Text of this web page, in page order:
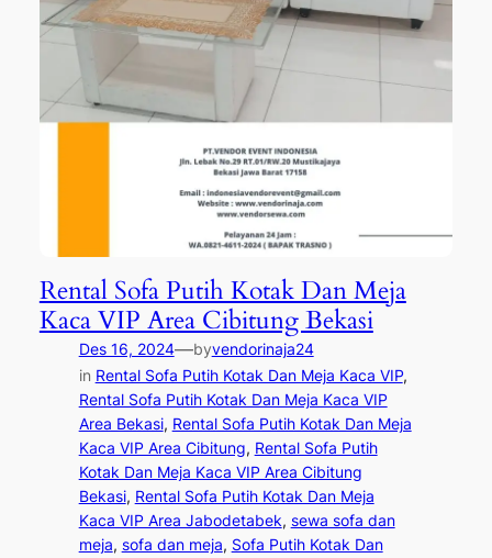
Rental Sofa Putih Kotak Dan Meja
Kaca VIP Area Cibitung Bekasi
Des 16, 2024—byvendorinaja24
in Rental Sofa Putih Kotak Dan Meja Kaca VIP
Rental Sofa Putih Kotak Dan Meja Kaca VIP
Area Bekasi, Rental Sofa Putih Kotak Dan Meja
Kaca VIP Area Cibitung, Rental Sofa Putih
Kotak Dan Meja Kaca VIP Area Cibitung
Bekasi, Rental Sofa Putih Kotak Dan Meja
Kaca VIP Area Jabodetabek, sewa sofa dan
meja, sofa dan meja, Sofa Putih Kotak Dan